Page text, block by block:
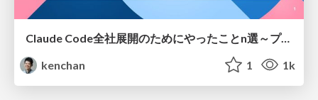
Claude Code全社展開のためにやったことn選～プラグイン302個・コミッター271人を支えるために～
kenchan
1 1k